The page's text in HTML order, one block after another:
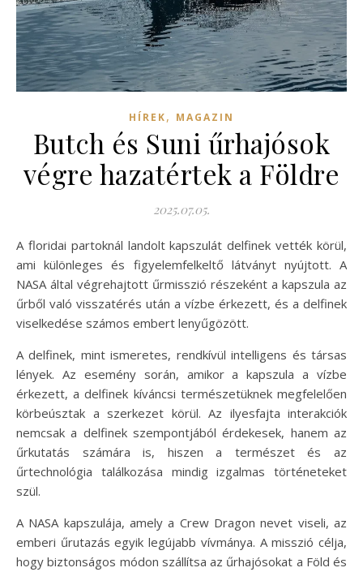
HÍREK, MAGAZIN
Butch és Suni űrhajósok
végre hazatértek a Földre
2025.07.05.
A floridai partoknál landolt kapszulát delfinek vették körül,
ami különleges és figyelemfelkeltő látványt nyújtott. A
NASA által végrehajtott űrmisszió részeként a kapszula az
űrből való visszatérés után a vízbe érkezett, és a delfinek
viselkedése számos embert lenyűgözött.
A delfinek, mint ismeretes, rendkívül intelligens és társas
lények. Az esemény során, amikor a kapszula a vízbe
érkezett, a delfinek kíváncsi természetüknek megfelelően
körbeúsztak a szerkezet körül. Az ilyesfajta interakciók
nemcsak a delfinek szempontjából érdekesek, hanem az
űrkutatás számára is, hiszen a természet és az
űrtechnológia találkozása mindig izgalmas történeteket
szül.
A NASA kapszulája, amely a Crew Dragon nevet viseli, az
emberi űrutazás egyik legújabb vívmánya. A misszió célja,
hogy biztonságos módon szállítsa az űrhajósokat a Föld és